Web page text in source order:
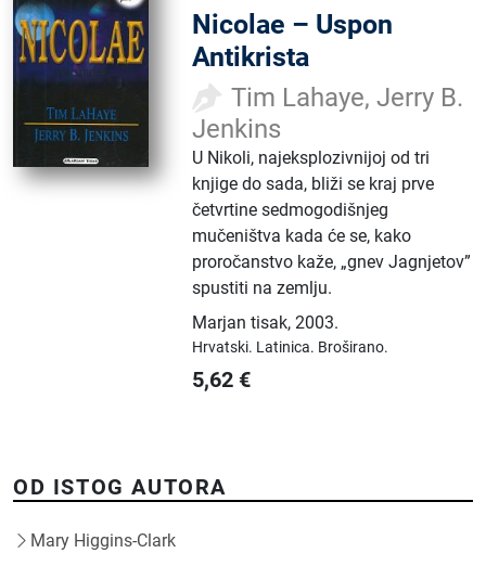
Nicolae – Uspon
Antikrista
Tim Lahaye, Jerry B.
Jenkins
U Nikoli, najeksplozivnijoj od tri
knjige do sada, bliži se kraj prve
četvrtine sedmogodišnjeg
mučeništva kada će se, kako
proročanstvo kaže, „gnev Jagnjetov”
spustiti na zemlju.
Marjan tisak,2003.
Hrvatski. Latinica. Broširano.
5,62 €
OD ISTOG AUTORA
Mary Higgins-Clark